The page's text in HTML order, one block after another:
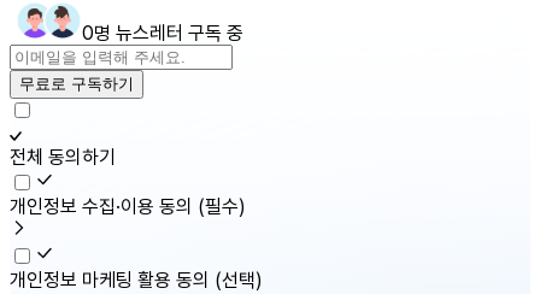
0명 뉴스레터 구독 중
무료로 구독하기
전체 동의하기
개인정보 수집·이용 동의 (필수)
개인정보 마케팅 활용 동의 (선택)